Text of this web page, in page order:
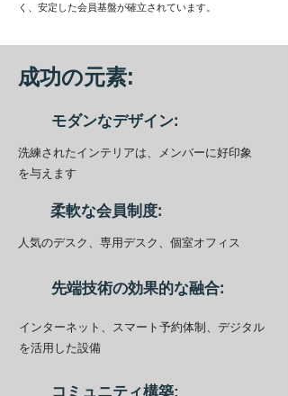
く、安定した会員基盤が確立されています。
成功の元素:
モダンなデザイン:
洗練されたインテリアは、メンバーに好印象
を与えます
柔軟な会員制度:
人気のデスク、専用デスク、個室オフィス
先端技術の効果的な融合:
インターネット、スマート予約体制、デジタル
を活用した設備
コミュニティ構築: